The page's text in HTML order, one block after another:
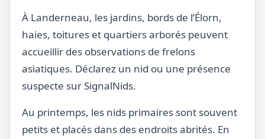
À Landerneau, les jardins, bords de l’Élorn,
haies, toitures et quartiers arborés peuvent
accueillir des observations de frelons
asiatiques. Déclarez un nid ou une présence
suspecte sur SignalNids.
Au printemps, les nids primaires sont souvent
petits et placés dans des endroits abrités. En